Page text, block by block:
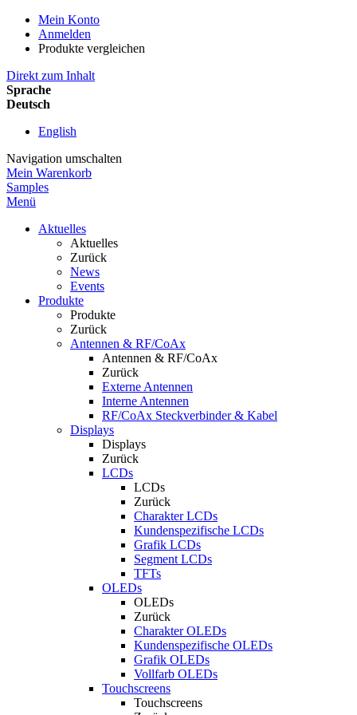
Mein Konto
Anmelden
Produkte vergleichen
Direkt zum Inhalt
Sprache
Deutsch
English
Navigation umschalten
Mein Warenkorb
Samples
Menü
Aktuelles
Aktuelles
Zurück
News
Events
Produkte
Produkte
Zurück
Antennen & RF/CoAx
Antennen & RF/CoAx
Zurück
Externe Antennen
Interne Antennen
RF/CoAx Steckverbinder & Kabel
Displays
Displays
Zurück
LCDs
LCDs
Zurück
Charakter LCDs
Kundenspezifische LCDs
Grafik LCDs
Segment LCDs
TFTs
OLEDs
OLEDs
Zurück
Charakter OLEDs
Kundenspezifische OLEDs
Grafik OLEDs
Vollfarb OLEDs
Touchscreens
Touchscreens